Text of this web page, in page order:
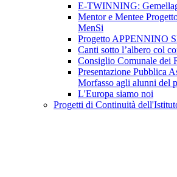
E-TWINNING:
Mentor e Mentee
MenSi
Progetto APPENNINO
Canti sotto l’albero col
Consiglio Comunale dei
Presentazione Pubblica
Morfasso agli alunni del
L'Europa siamo noi
Progetti di Continuità